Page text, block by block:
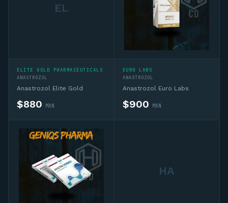
EL
ELITE GOLD PHARMACEUTICALS
ANASTROZOL
Anastrozol Elite Gold
$880 MXN
EURO LABS
ANASTROZOL
Anastrozol Euro Labs
$900 MXN
HA